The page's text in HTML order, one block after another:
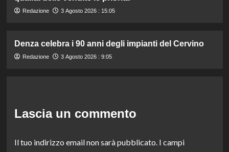
Redazione 3 Agosto 2026 : 15:05
Denza celebra i 90 anni degli impianti del Cervino
Redazione 3 Agosto 2026 : 9:05
Lascia un commento
Il tuo indirizzo email non sarà pubblicato. I campi